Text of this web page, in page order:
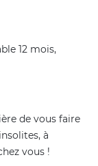
12 mois,
de vous faire
à
vous !